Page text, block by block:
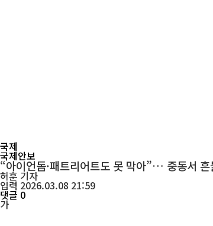
국제
국제안보
“아이언돔·패트리어트도 못 막아”… 중동서
허훈 기자
입력 2026.03.08 21:59
댓글 0
가